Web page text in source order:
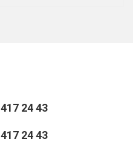
417 24 43
417 24 43